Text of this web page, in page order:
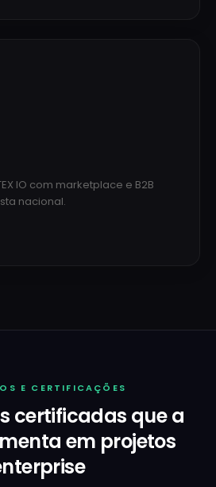
IO com marketplace e B2B
nacional.
E CERTIFICAÇÕES
certificadas que a
em projetos